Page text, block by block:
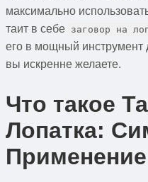
максимально
таит в себе заговор на
его в мощный инструмент
вы искренне желаете.
Что такое
Лопатка:
Применение